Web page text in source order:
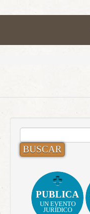
BUSCAR:
PUBLICA
UN EVENTO
JURÍDICO